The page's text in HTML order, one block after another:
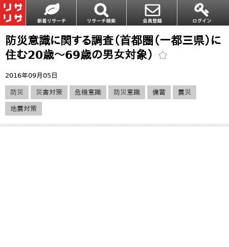
防災意識に関する調査（首都圏（一都三県）に
住む20歳～69歳の男女対象）
2016年09月05日
防災 災害対策 危機意識 防災意識 備蓄 震災
地震対策